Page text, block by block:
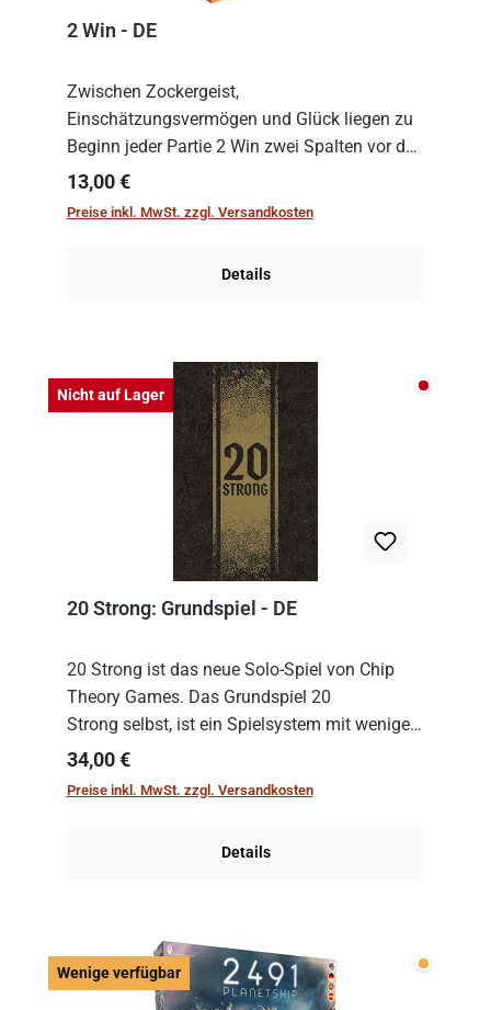
2 Win - DE
Zwischen Zockergeist,
Einschätzungsvermögen und Glück liegen zu
Beginn jeder Partie 2 Win zwei Spalten vor den
Spielenden aus, die es in die Höhe zu treiben
gilt. Doch das geht natürlich nur, solange man
Regulärer Preis:
13,00 €
Preise inkl. MwSt. zzgl. Versandkosten
Details
Nicht auf Lager Nicht
20 Strong: Grundspiel - DE
20 Strong ist das neue Solo-Spiel von Chip
Theory Games. Das Grundspiel 20
Strong selbst, ist ein Spielsystem mit wenigen,
einfachen Regeln. Um es zu spielen, muss es
immer mit einem Themenset ergänzt werden.
Regulärer Preis:
34,00 €
Preise inkl. MwSt. zzgl. Versandkosten
Details
Wenige verfügbar Wenige